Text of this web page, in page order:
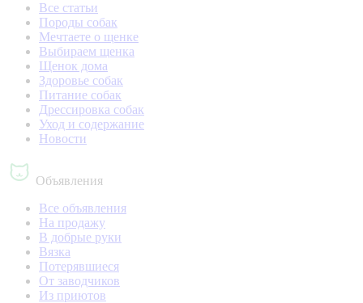
Все статьи
Породы собак
Мечтаете о щенке
Выбираем щенка
Щенок дома
Здоровье собак
Питание собак
Дрессировка собак
Уход и содержание
Новости
Объявления
Все объявления
На продажу
В добрые руки
Вязка
Потерявшиеся
От заводчиков
Из приютов